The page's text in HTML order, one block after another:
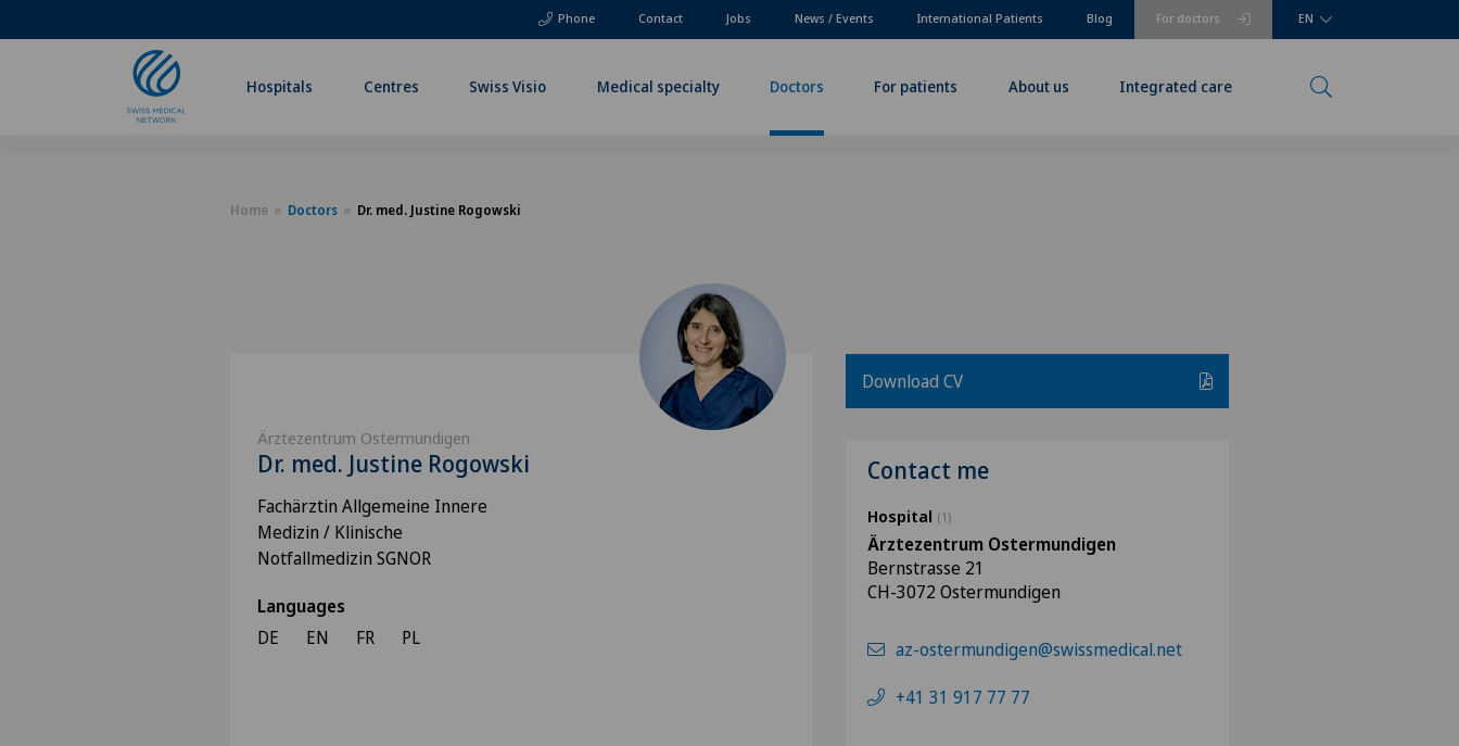
Phone For doctors
Contact Jobs News / Events International Patients Blog EN
Hospitals Centres Swiss Visio Medical specialty Doctors For patients About us Integrated care
Home Doctors Dr. med. Justine Rogowski
Ärztezentrum Ostermundigen
Dr. med. Justine Rogowski
Fachärztin Allgemeine Innere
Medizin / Klinische
Notfallmedizin SGNOR
Languages
DE
EN FR PL
Download CV
Contact me
Hospital (1)
Ärztezentrum Ostermundigen
Bernstrasse 21
CH-3072 Ostermundigen
az-ostermundigen@swissmedical.net
+41 31 917 77 77